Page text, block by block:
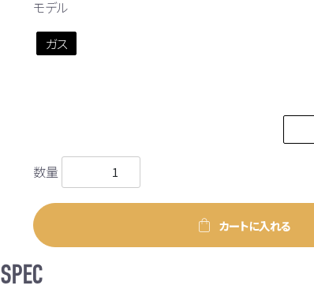
モデル
ガス
数量
カートに入れる
SPEC